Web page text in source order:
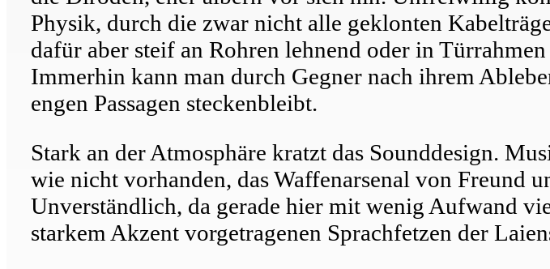
Physik, durch die zwar nicht alle geklonten
dafür aber steif an Rohren lehnend oder in
Immerhin kann man durch Gegner nach ihrem
engen Passagen steckenbleibt.
Stark an der Atmosphäre kratzt das Sounddesign.
wie nicht vorhanden, das Waffenarsenal von Freund
Unverständlich, da gerade hier mit wenig Aufwand
starkem Akzent vorgetragenen Sprachfetzen der